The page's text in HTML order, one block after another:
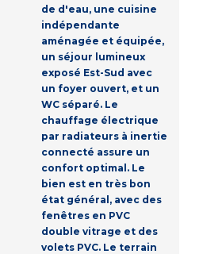
de d'eau, une cuisine
indépendante
aménagée et équipée,
un séjour lumineux
exposé Est-Sud avec
un foyer ouvert, et un
WC séparé. Le
chauffage électrique
par radiateurs à inertie
connecté assure un
confort optimal. Le
bien est en très bon
état général, avec des
fenêtres en PVC
double vitrage et des
volets PVC. Le terrain